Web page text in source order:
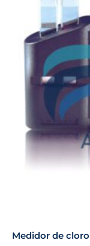
Medidor de